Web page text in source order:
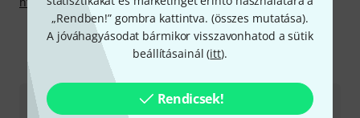
„Rendben!” gombra kattintva. (összes mutatása).
A jóváhagyásodat bármikor visszavonhatod a sütik
beállításainál (itt).
Rendicsek!
Így érhetsz el minket